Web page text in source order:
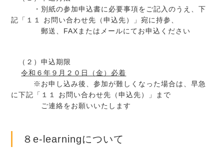
・別紙の参加申込書に必要事項をご記入のうえ、下
記「１１ お問い合わせ先（申込先）」宛に持参、
郵送、FAXまたはメールにてお申込ください
（２）申込期限
令和６年９月２０日（金）必着
※お申し込み後、参加が難しくなった場合は、早急
に下記「１１ お問い合わせ先（申込先）」まで
ご連絡をお願いいたします
８e-learningについて